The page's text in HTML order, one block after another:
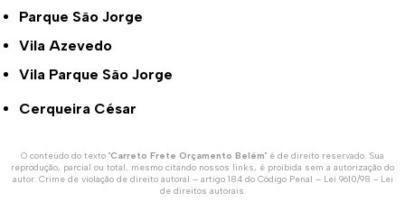
Parque São Jorge
Vila Azevedo
Vila Parque São Jorge
Cerqueira César
O conteúdo do texto "Carreto Frete Orçamento Belém" é de direito reservado. Sua
reprodução, parcial ou total, mesmo citando nossos links, é proibida sem a autorização do
autor. Crime de violação de direito autoral – artigo 184 do Código Penal – Lei 9610/98 - Lei
de direitos autorais.